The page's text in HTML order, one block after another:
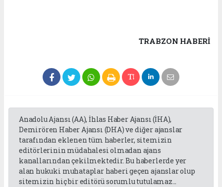
TRABZON HABERİ
Anadolu Ajansı (AA), İhlas Haber Ajansı (İHA),
Demirören Haber Ajansı (DHA) ve diğer ajanslar
tarafından eklenen tüm haberler, sitemizin
editörlerinin müdahalesi olmadan ajans
kanallarından çekilmektedir. Bu haberlerde yer
alan hukuki muhataplar haberi geçen ajanslar olup
sitemizin hiç bir editörü sorumlu tutulamaz...